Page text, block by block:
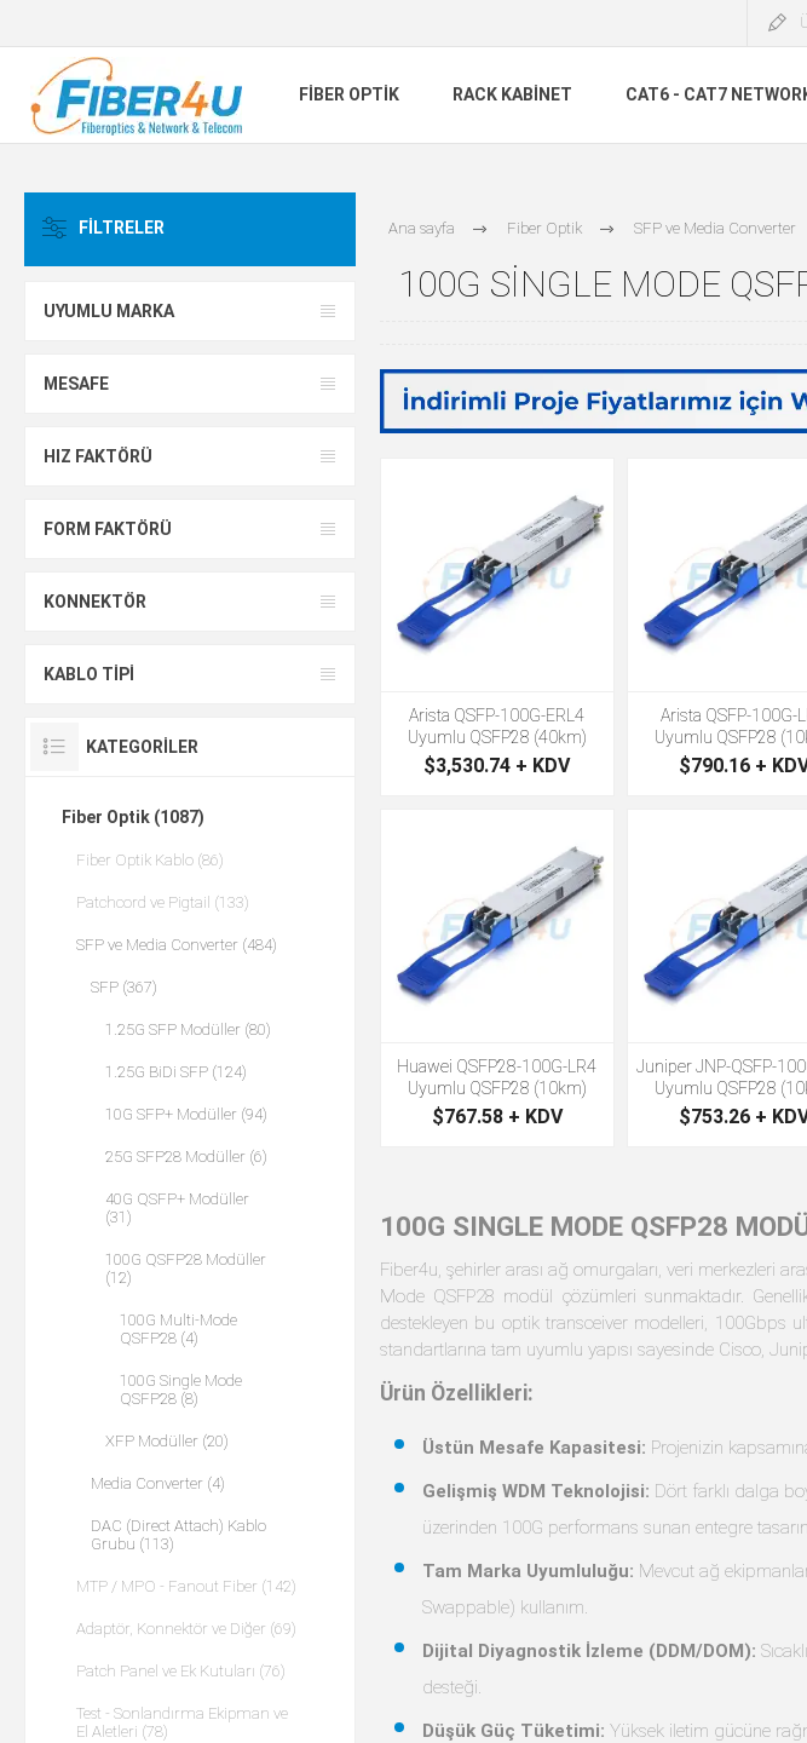
FIBER OPTIK RACK KABINET CAT6 - CAT7
Ana sayfa Fiber Optik SFP ve Media Converter
100G SINGLE MODE
Arista QSFP-100G-ERL4
Uyumlu QSFP28 (40km)
$3,530.74 + KDV
Arista QSFP-100G-
Uyumlu QSFP28
$790.16 +
Huawei QSFP28-100G-LR4
Uyumlu QSFP28 (10km)
$767.58 + KDV
Juniper JNP-QSFP-
Uyumlu QSFP28
$753.26 +
100G SINGLE MODE QSFP28
Fiber4u, şehirler arası ağ omurgaları, veri merkezleri
Mode QSFP28 modül çözümleri sunmaktadır.
destekleyen bu optik transceiver modelleri, 100Gbps
standartlarına tam uyumlu yapısı sayesinde Cisco,
Ürün Özellikleri:
Üstün Mesafe Kapasitesi: Projenizin
Gelişmiş WDM Teknolojisi: Dört farklı dalga
üzerinden 100G performans sunan entegre
Tam Marka Uyumluluğu: Mevcut ağ
Swappable) kullanım.
Dijital Diyagnostik İzleme (DDM/DOM):
desteği.
Düşük Güç Tüketimi: Yüksek iletim gücüne
FILTRELER
UYUMLU MARKA
MESAFE
HIZ FAKTÖRÜ
FORM FAKTÖRÜ
KONNEKTÖR
KABLO TIPI
KATEGORILER
Fiber Optik (1087)
Fiber Optik Kablo (86)
Patchcord ve Pigtail (133)
SFP ve Media Converter (484)
SFP (367)
1.25G SFP Modüller (80)
1.25G BiDi SFP (124)
10G SFP+ Modüller (94)
25G SFP28 Modüller (6)
40G QSFP+ Modüller
(31)
100G QSFP28 Modüller
(12)
100G Multi-Mode
QSFP28 (4)
100G Single Mode
QSFP28 (8)
XFP Modüller (20)
Media Converter (4)
DAC (Direct Attach) Kablo
Grubu (113)
MTP / MPO - Fanout Fiber (142)
Adaptör, Konnektör ve Diğer (69)
Patch Panel ve Ek Kutuları (76)
Test - Sonlandırma Ekipman ve
El Aletleri (78)